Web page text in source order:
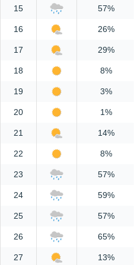
15 57%
16 26%
17 29%
18 8%
19 3%
20 1%
21 14%
22 8%
23 57%
24 59%
25 57%
26 65%
27 13%